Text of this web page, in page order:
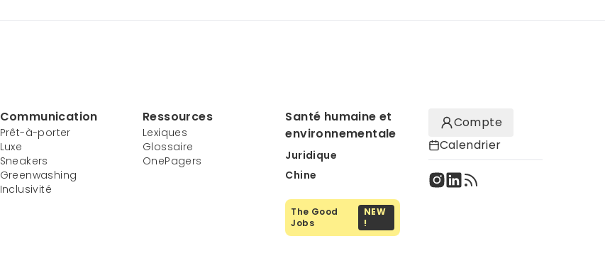
Communication
Prêt-à-porter
Luxe
Sneakers
Greenwashing
Inclusivité
Ressources
Lexiques
Glossaire
OnePagers
Santé humaine et
environnementale
Juridique
Chine
The Good
Jobs
NEW
!
Compte
Calendrier